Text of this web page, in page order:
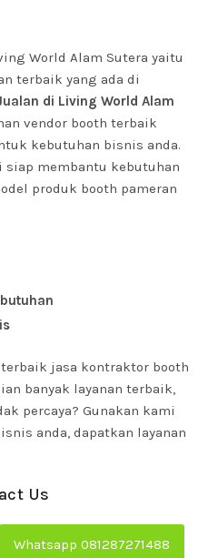
World Alam Sutera yaitu
terbaik yang ada di
di Living World Alam
vendor booth terbaik
kebutuhan bisnis anda.
siap membantu kebutuhan
produk booth pameran
jasa kontraktor booth
banyak layanan terbaik,
percaya? Gunakan kami
anda, dapatkan layanan
Us
Whatsapp 081287271488